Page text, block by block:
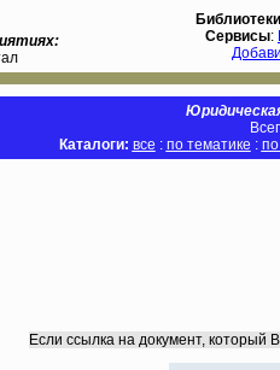
Библиотеки
Сервисы:
Каталоги: все : по тематике :
Если ссылка на документ, который